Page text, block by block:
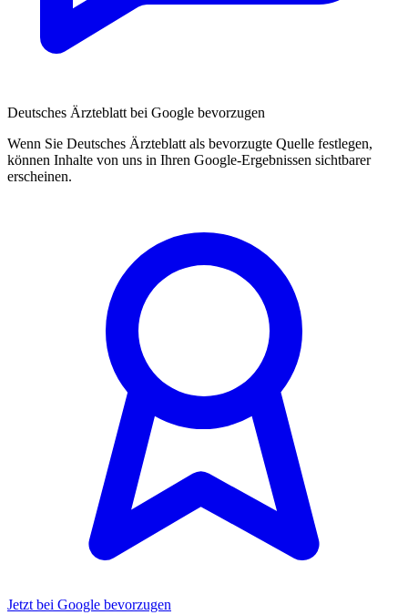
Deutsches Ärzteblatt bei Google bevorzugen
Wenn Sie Deutsches Ärzteblatt als bevorzugte Quelle festlegen,
können Inhalte von uns in Ihren Google-Ergebnissen sichtbarer
erscheinen.
Jetzt bei Google bevorzugen